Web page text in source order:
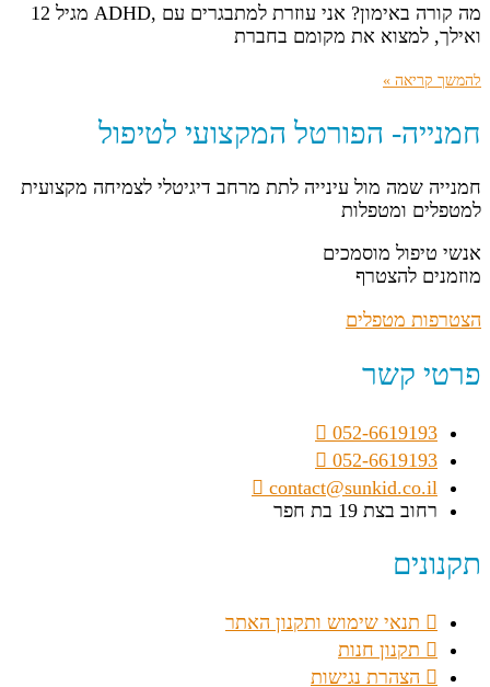
מה קורה באימון? אני עוזרת למתבגרים עם ,ADHD מגיל 12
ואילך, למצוא את מקומם בחברת
להמשך קריאה »
חמנייה- הפורטל המקצועי לטיפול
חמנייה שמה מול עינייה לתת מרחב דיגיטלי לצמיחה מקצועית
למטפלים ומטפלות
אנשי טיפול מוסמכים
מוזמנים להצטרף
הצטרפות מטפלים
פרטי קשר
052-6619193
052-6619193
contact@sunkid.co.il
רחוב בצת 19 בת חפר
תקנונים
תנאי שימוש ותקנון האתר
תקנון חנות
הצהרת נגישות